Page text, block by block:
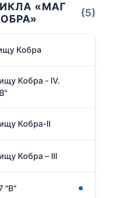
«МАГ
(5)
Кобра
Кобра - IV.
Кобра-II
Кобра – III
"В"